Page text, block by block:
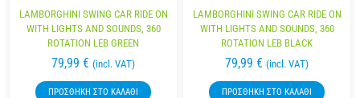
LAMBORGHINI SWING CAR RIDE ON
WITH LIGHTS AND SOUNDS, 360
ROTATION LEB GREEN
79,99 € (incl. VAT)
ΠΡΟΣΘΉΚΗ ΣΤΟ ΚΑΛΆΘΙ
LAMBORGHINI SWING CAR RIDE ON
WITH LIGHTS AND SOUNDS, 360
ROTATION LEB BLACK
79,99 € (incl. VAT)
ΠΡΟΣΘΉΚΗ ΣΤΟ ΚΑΛΆΘΙ